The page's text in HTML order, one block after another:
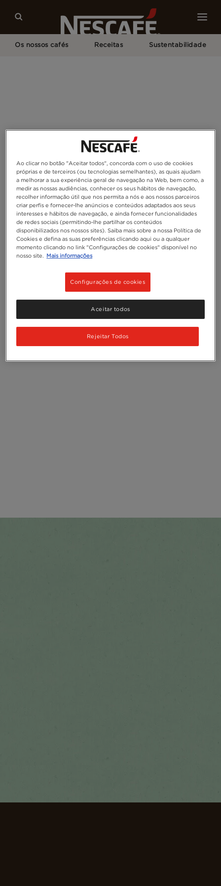
Os nossos cafés Receitas Sustentabilidade
Ao clicar no botão "Aceitar todos", concorda com o uso de cookies
próprias e de terceiros (ou tecnologias semelhantes), as quais ajudam
a melhorar a sua experiência geral de navegação na Web, bem como, a
medir as nossas audiências, conhecer os seus hábitos de navegação,
recolher informação útil que nos permita a nós e aos nossos parceiros
criar perfis e fornecer-lhe anúncios e conteúdos adaptados aos seus
interesses e hábitos de navegação, e ainda fornecer funcionalidades
de redes sociais (permitindo-lhe partilhar os conteúdos
disponibilizados nos nossos sites). Saiba mais sobre a nossa Política de
Cookies e defina as suas preferências clicando aqui ou a qualquer
momento clicando no link "Configurações de cookies" disponível no
nosso site. Mais informações
Configurações de cookies
Rejeitar Todos
Aceitar todos